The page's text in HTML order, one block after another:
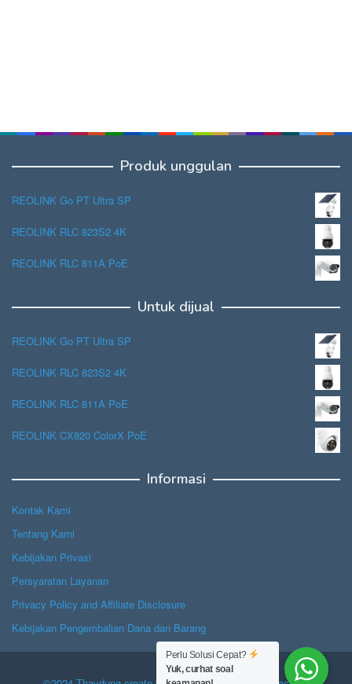
Produk unggulan
REOLINK Go PT Ultra SP
REOLINK RLC 823S2 4K
REOLINK RLC 811A PoE
Untuk dijual
REOLINK Go PT Ultra SP
REOLINK RLC 823S2 4K
REOLINK RLC 811A PoE
REOLINK CX820 ColorX PoE
Informasi
Kontak Kami
Tentang Kami
Kebijakan Privasi
Persyaratan Layanan
Privacy Policy and Affiliate Disclosure
Kebijakan Pengembalian Dana dan Barang
Perlu Solusi Cepat?
Yuk, curhat soal